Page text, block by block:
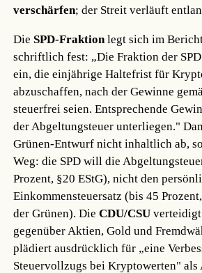
verschärfen; der Streit verläuft
DieSPD-Fraktion legt sich im
schriftlich fest: „Die Fraktion der
ein, die einjährige Haltefrist für
abzuschaffen, nach der Gewinne
steuerfrei seien. Entsprechende
der Abgeltungsteuer unterliegen."
Grünen-Entwurf nicht inhaltlich ab,
Weg: die SPD will die
Prozent, §20 EStG), nicht den
Einkommensteuersatz (bis 45
der Grünen). DieCDU/CSU
gegenüber Aktien, Gold und
plädiert ausdrücklich für „eine
Steuervollzugs bei Kryptowerten"